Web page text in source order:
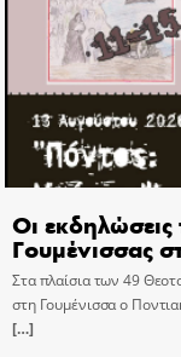
Οι
Γουμένισσας
Στα πλαίσια των 49
στη Γουμένισσα ο
[…]